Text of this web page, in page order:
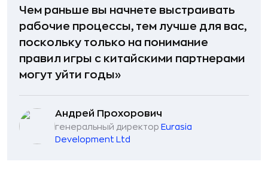
Чем раньше вы начнете выстраивать
рабочие процессы, тем лучше для вас,
поскольку только на понимание
правил игры с китайскими партнерами
могут уйти годы»
Андрей Прохорович
генеральный директор Eurasia
Development Ltd